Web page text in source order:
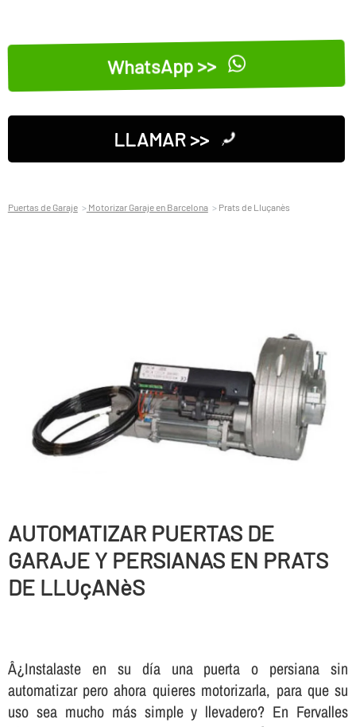
WhatsApp >>
LLAMAR >>
Puertas de Garaje Motorizar Garaje en Barcelona Prats de Lluçanès
AUTOMATIZAR PUERTAS DE
GARAJE Y PERSIANAS EN PRATS
DE LLUçANèS
Â¿Instalaste en su dí­a una puerta o persiana sin
automatizar pero ahora quieres motorizarla, para que su
uso sea mucho más simple y llevadero? En Fervalles